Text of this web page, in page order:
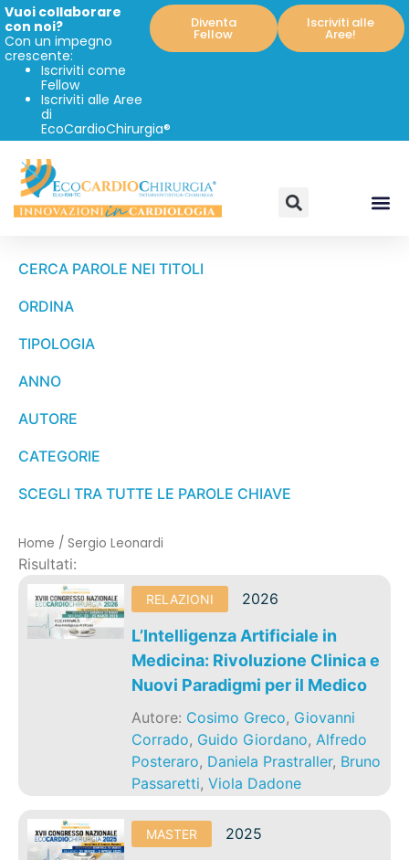
Vuoi collaborare
con noi?
Con un impegno
crescente:
Iscriviti come
Fellow
Iscriviti alle Aree
di
EcoCardioChirurgia®
Diventa
Fellow
Iscriviti alle
Aree!
CERCA PAROLE NEI TITOLI
ORDINA
TIPOLOGIA
ANNO
AUTORE
CATEGORIE
SCEGLI TRA TUTTE LE PAROLE CHIAVE
Home / Sergio Leonardi
Risultati:
RELAZIONI 2026
L’Intelligenza Artificiale in
Medicina: Rivoluzione Clinica e
Nuovi Paradigmi per il Medico
Autore: Cosimo Greco, Giovanni
Corrado, Guido Giordano,Alfredo
Posteraro, Daniela Prastraller, Bruno
Passaretti,Viola Dadone
MASTER 2025